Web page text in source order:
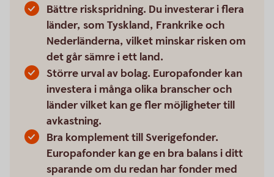
Bättre riskspridning. Du investerar i flera
länder, som Tyskland, Frankrike och
Nederländerna, vilket minskar risken om
det går sämre i ett land.
Större urval av bolag. Europafonder kan
investera i många olika branscher och
länder vilket kan ge fler möjligheter till
avkastning.
Bra komplement till Sverigefonder.
Europafonder kan ge en bra balans i ditt
sparande om du redan har fonder med